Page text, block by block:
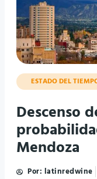
ESTADO DEL
Descenso
Mendoza
Por: latinredwine